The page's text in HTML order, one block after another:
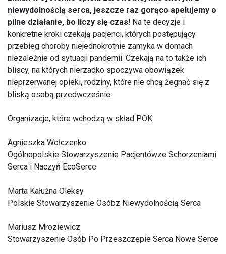
niewydolnością serca, jeszcze raz gorąco apelujemy o
pilne działanie, bo liczy się czas! Na te decyzje i
konkretne kroki czekają pacjenci, których postępujący
przebieg choroby niejednokrotnie zamyka w domach
niezależnie od sytuacji pandemii. Czekają na to także ich
bliscy, na których nierzadko spoczywa obowiązek
nieprzerwanej opieki, rodziny, które nie chcą żegnać się z
bliską osobą przedwcześnie.
Organizacje, które wchodzą w skład POK:
Agnieszka Wołczenko
Ogólnopolskie Stowarzyszenie Pacjentówze Schorzeniami
Serca i Naczyń EcoSerce
Marta Kałużna Oleksy
Polskie Stowarzyszenie Osóbz Niewydolnością Serca
Mariusz Mroziewicz
Stowarzyszenie Osób Po Przeszczepie Serca Nowe Serce